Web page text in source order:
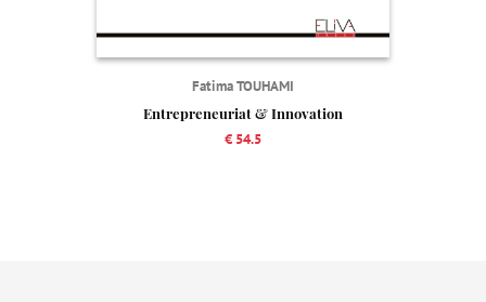
Fatima TOUHAMI
Entrepreneuriat & Innovation
€ 54.5